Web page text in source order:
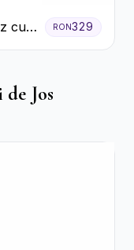
cu
RON329
Jos